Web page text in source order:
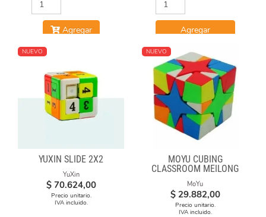
Agregar Agregar
NUEVO
YUXIN SLIDE 2X2
YuXin
$ 70.624,00
Precio unitario.
IVA incluido.
NUEVO
MOYU CUBING
CLASSROOM MEILONG
POLARIS CUBE
STICKERLESS
MoYu
$ 29.882,00
Precio unitario.
IVA incluido.